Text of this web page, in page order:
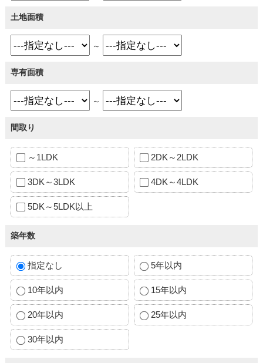
土地面積
～
専有面積
～
間取り
～1LDK 2DK～2LDK
3DK～3LDK 4DK～4LDK
5DK～5LDK以上
築年数
指定なし 5年以内
10年以内 15年以内
20年以内 25年以内
30年以内